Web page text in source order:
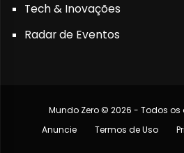
Tech & Inovações
Radar de Eventos
Mundo Zero © 2026 - Todos os
Anuncie
Termos de Uso